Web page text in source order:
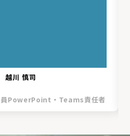
越川 慎司
員PowerPoint・Teams責任者